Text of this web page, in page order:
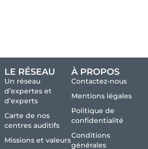
LE RÉSEAU
Un réseau
d’expertes et
d’experts
Carte de nos
centres auditifs
Missions et valeurs
À PROPOS
Contactez-nous
Mentions légales
Politique de
confidentialité
Conditions
générales